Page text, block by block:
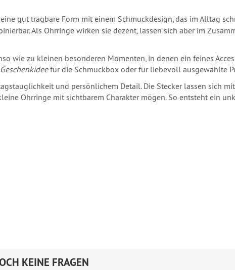
gut tragbare Form mit einem Schmuckdesign, das im Alltag
Als Ohrringe wirken sie dezent, lassen sich aber im
wie zu kleinen besonderen Momenten, in denen ein feines
für die Schmuckbox oder für liebevoll ausgewählte
und persönlichem Detail. Die Stecker lassen sich
Ohrringe mit sichtbarem Charakter mögen. So entsteht ein
KEINE FRAGEN